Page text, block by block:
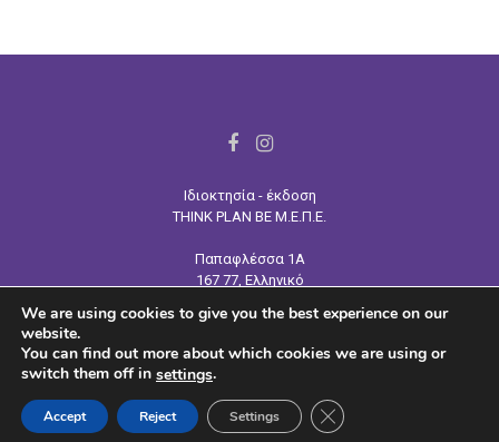
F
c
b
o
o
k
I
s
a
g
r
a
Ιδιοκτησία - έκδοση
THINK PLAN BE Μ.Ε.Π.Ε.
Παπαφλέσσα 1Α
167 77, Ελληνικό
Email: info@tpb.gr
www.tpb.gr
@2023 - planbemag.gr. All Right Reserved.
We are using cookies to give you the best experience on our
website.
You can find out more about which cookies we are using or
switch them off in settings.
Accept Reject Settings CLOSE GDPR COOKIE